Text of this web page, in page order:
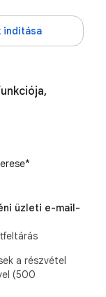
indítása
üzleti e-mail-
a részvétel
(500